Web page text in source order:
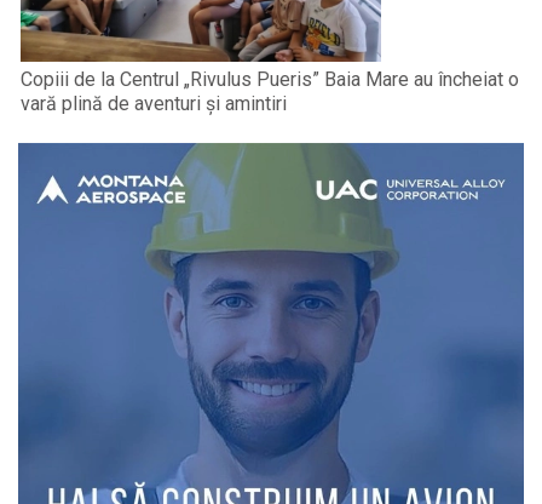
Copiii de la Centrul „Rivulus Pueris” Baia Mare au încheiat o
vară plină de aventuri și amintiri